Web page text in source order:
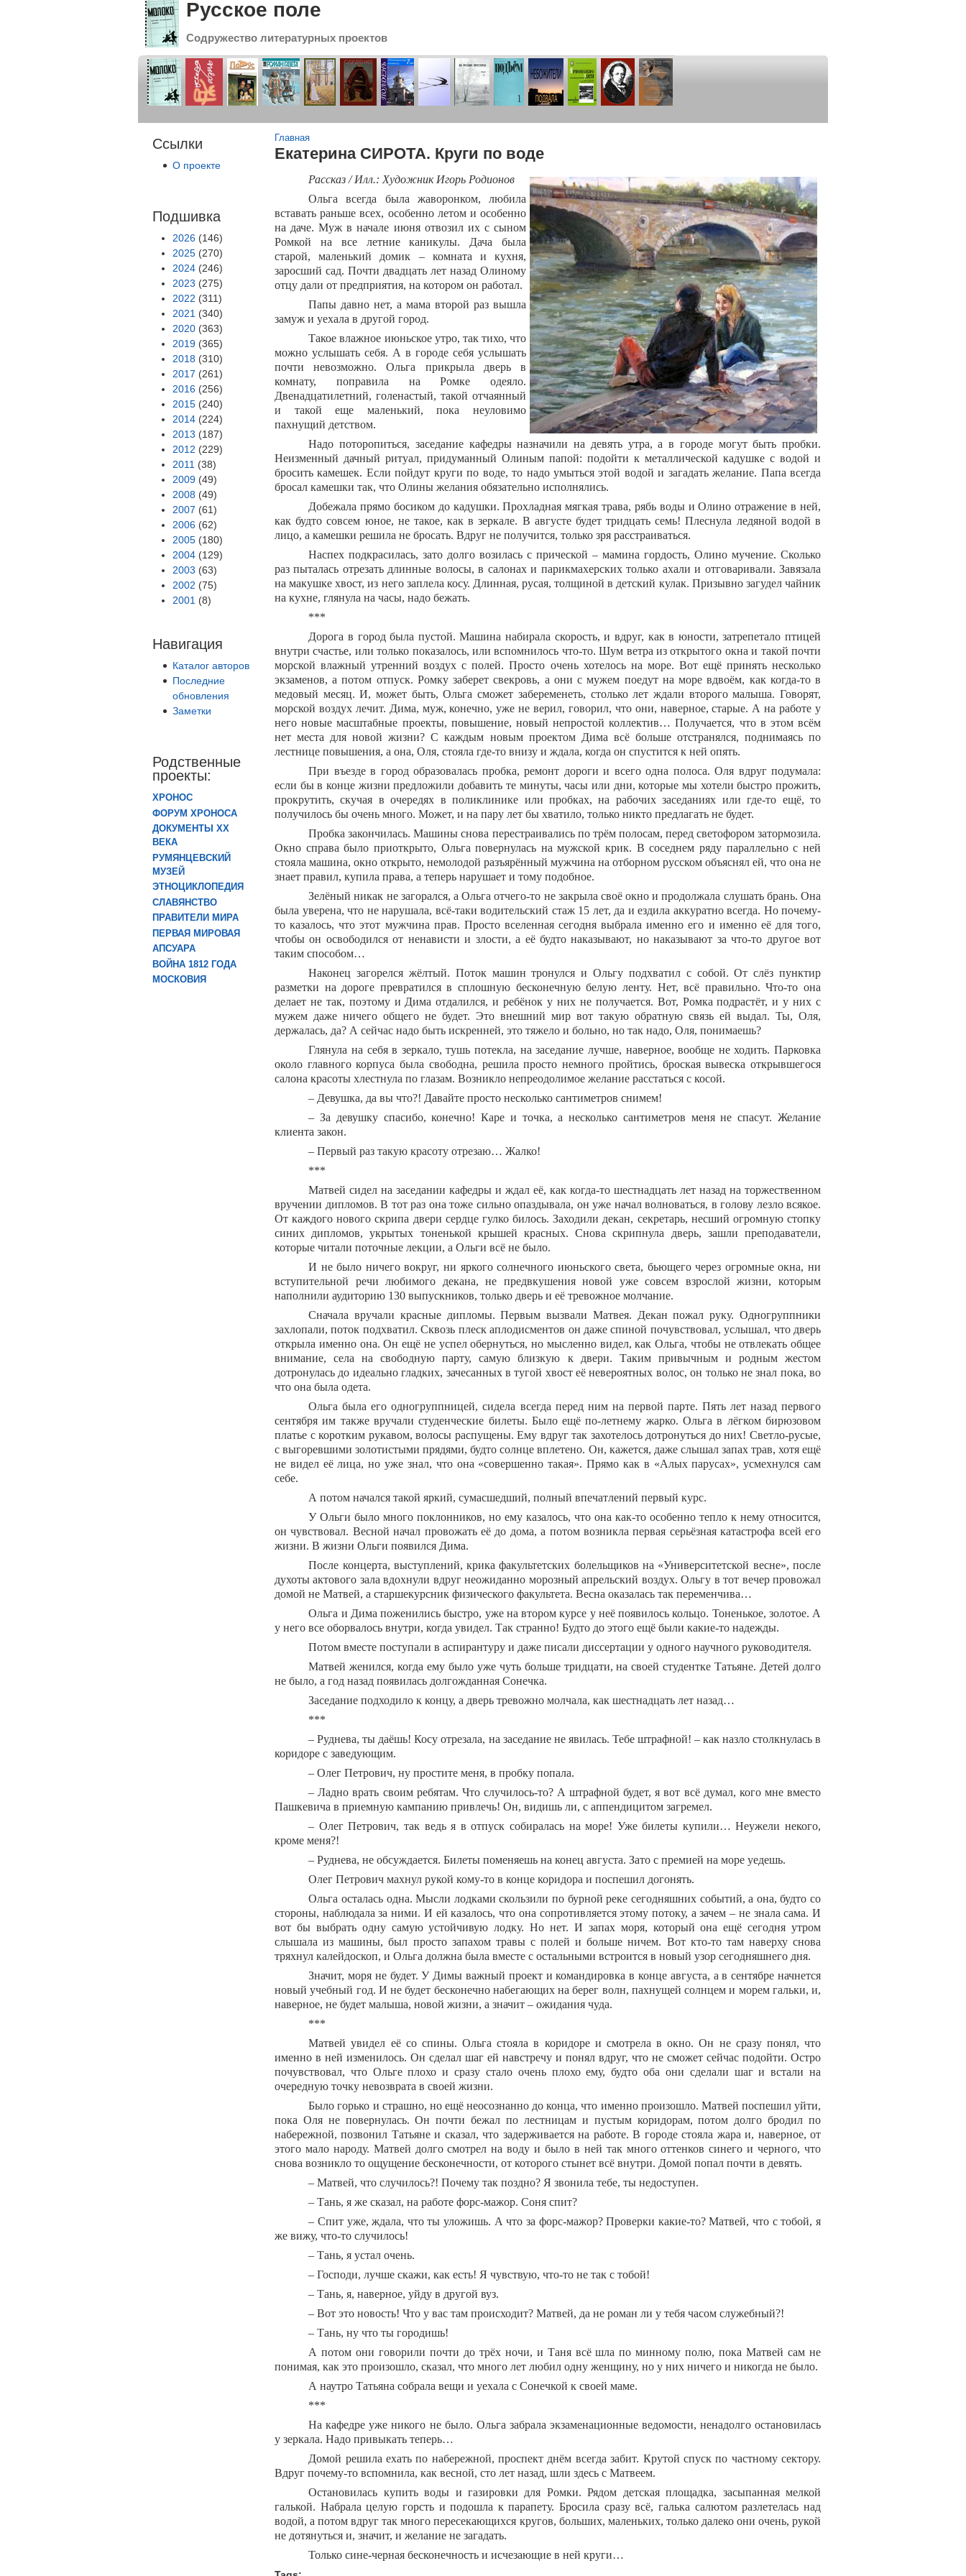
Русское поле
Содружество литературных проектов
Ссылки
О проекте
Подшивка
2026 (146)
2025 (270)
2024 (246)
2023 (275)
2022 (311)
2021 (340)
2020 (363)
2019 (365)
2018 (310)
2017 (261)
2016 (256)
2015 (240)
2014 (224)
2013 (187)
2012 (229)
2011 (38)
2009 (49)
2008 (49)
2007 (61)
2006 (62)
2005 (180)
2004 (129)
2003 (63)
2002 (75)
2001 (8)
Навигация
Каталог авторов
Последние
обновления
Заметки
Родственные
проекты:
ХРОНОС
ФОРУМ ХРОНОСА
ДОКУМЕНТЫ XX
ВЕКА
РУМЯНЦЕВСКИЙ
МУЗЕЙ
ЭТНОЦИКЛОПЕДИЯ
СЛАВЯНСТВО
ПРАВИТЕЛИ МИРА
ПЕРВАЯ МИРОВАЯ
АПСУАРА
ВОЙНА 1812 ГОДА
МОСКОВИЯ
Вы здесь
Главная
Екатерина СИРОТА. Круги по воде
Рассказ / Илл.: Художник Игорь Родионов
Ольга всегда была жаворонком, любила
вставать раньше всех, особенно летом и особенно
на даче. Муж в начале июня отвозил их с сыном
Ромкой на все летние каникулы. Дача была
старой, маленький домик – комната и кухня,
заросший сад. Почти двадцать лет назад Олиному
отцу дали от предприятия, на котором он работал.
Папы давно нет, а мама второй раз вышла
замуж и уехала в другой город.
Такое влажное июньское утро, так тихо, что
можно услышать себя. А в городе себя услышать
почти невозможно. Ольга прикрыла дверь в
комнату, поправила на Ромке одеяло.
Двенадцатилетний, голенастый, такой отчаянный
и такой еще маленький, пока неуловимо
пахнущий детством.
Надо поторопиться, заседание кафедры назначили на девять утра, а в городе могут быть пробки.
Неизменный дачный ритуал, придуманный Олиным папой: подойти к металлической кадушке с водой и
бросить камешек. Если пойдут круги по воде, то надо умыться этой водой и загадать желание. Папа всегда
бросал камешки так, что Олины желания обязательно исполнялись.
Добежала прямо босиком до кадушки. Прохладная мягкая трава, рябь воды и Олино отражение в ней,
как будто совсем юное, не такое, как в зеркале. В августе будет тридцать семь! Плеснула ледяной водой в
лицо, а камешки решила не бросать. Вдруг не получится, только зря расстраиваться.
Наспех подкрасилась, зато долго возилась с прической – мамина гордость, Олино мучение. Сколько
раз пыталась отрезать длинные волосы, в салонах и парикмахерских только ахали и отговаривали. Завязала
на макушке хвост, из него заплела косу. Длинная, русая, толщиной в детский кулак. Призывно загудел чайник
на кухне, глянула на часы, надо бежать.
***
Дорога в город была пустой. Машина набирала скорость, и вдруг, как в юности, затрепетало птицей
внутри счастье, или только показалось, или вспомнилось что-то. Шум ветра из открытого окна и такой почти
морской влажный утренний воздух с полей. Просто очень хотелось на море. Вот ещё принять несколько
экзаменов, а потом отпуск. Ромку заберет свекровь, а они с мужем поедут на море вдвоём, как когда-то в
медовый месяц. И, может быть, Ольга сможет забеременеть, столько лет ждали второго малыша. Говорят,
морской воздух лечит. Дима, муж, конечно, уже не верил, говорил, что они, наверное, старые. А на работе у
него новые масштабные проекты, повышение, новый непростой коллектив… Получается, что в этом всём
нет места для новой жизни? С каждым новым проектом Дима всё больше отстранялся, поднимаясь по
лестнице повышения, а она, Оля, стояла где-то внизу и ждала, когда он спустится к ней опять.
При въезде в город образовалась пробка, ремонт дороги и всего одна полоса. Оля вдруг подумала:
если бы в конце жизни предложили добавить те минуты, часы или дни, которые мы хотели быстро прожить,
прокрутить, скучая в очередях в поликлинике или пробках, на рабочих заседаниях или где-то ещё, то
получилось бы очень много. Может, и на пару лет бы хватило, только никто предлагать не будет.
Пробка закончилась. Машины снова перестраивались по трём полосам, перед светофором затормозила.
Окно справа было приоткрыто, Ольга повернулась на мужской крик. В соседнем ряду параллельно с ней
стояла машина, окно открыто, немолодой разъярённый мужчина на отборном русском объяснял ей, что она не
знает правил, купила права, а теперь нарушает и тому подобное.
Зелёный никак не загорался, а Ольга отчего-то не закрыла своё окно и продолжала слушать брань. Она
была уверена, что не нарушала, всё-таки водительский стаж 15 лет, да и ездила аккуратно всегда. Но почему-
то казалось, что этот мужчина прав. Просто вселенная сегодня выбрала именно его и именно её для того,
чтобы он освободился от ненависти и злости, а её будто наказывают, но наказывают за что-то другое вот
таким способом…
Наконец загорелся жёлтый. Поток машин тронулся и Ольгу подхватил с собой. От слёз пунктир
разметки на дороге превратился в сплошную бесконечную белую ленту. Нет, всё правильно. Что-то она
делает не так, поэтому и Дима отдалился, и ребёнок у них не получается. Вот, Ромка подрастёт, и у них с
мужем даже ничего общего не будет. Это внешний мир вот такую обратную связь ей выдал. Ты, Оля,
держалась, да? А сейчас надо быть искренней, это тяжело и больно, но так надо, Оля, понимаешь?
Глянула на себя в зеркало, тушь потекла, на заседание лучше, наверное, вообще не ходить. Парковка
около главного корпуса была свободна, решила просто немного пройтись, броская вывеска открывшегося
салона красоты хлестнула по глазам. Возникло непреодолимое желание расстаться с косой.
– Девушка, да вы что?! Давайте просто несколько сантиметров снимем!
– За девушку спасибо, конечно! Каре и точка, а несколько сантиметров меня не спасут. Желание
клиента закон.
– Первый раз такую красоту отрезаю… Жалко!
***
Матвей сидел на заседании кафедры и ждал её, как когда-то шестнадцать лет назад на торжественном
вручении дипломов. В тот раз она тоже сильно опаздывала, он уже начал волноваться, в голову лезло всякое.
От каждого нового скрипа двери сердце гулко билось. Заходили декан, секретарь, несший огромную стопку
синих дипломов, укрытых тоненькой крышей красных. Снова скрипнула дверь, зашли преподаватели,
которые читали поточные лекции, а Ольги всё не было.
И не было ничего вокруг, ни яркого солнечного июньского света, бьющего через огромные окна, ни
вступительной речи любимого декана, не предвкушения новой уже совсем взрослой жизни, которым
наполнили аудиторию 130 выпускников, только дверь и её тревожное молчание.
Сначала вручали красные дипломы. Первым вызвали Матвея. Декан пожал руку. Одногруппники
захлопали, поток подхватил. Сквозь плеск аплодисментов он даже спиной почувствовал, услышал, что дверь
открыла именно она. Он ещё не успел обернуться, но мысленно видел, как Ольга, чтобы не отвлекать общее
внимание, села на свободную парту, самую близкую к двери. Таким привычным и родным жестом
дотронулась до идеально гладких, зачесанных в тугой хвост её невероятных волос, он только не знал пока, во
что она была одета.
Ольга была его одногруппницей, сидела всегда перед ним на первой парте. Пять лет назад первого
сентября им также вручали студенческие билеты. Было ещё по-летнему жарко. Ольга в лёгком бирюзовом
платье с коротким рукавом, волосы распущены. Ему вдруг так захотелось дотронуться до них! Светло-русые,
с выгоревшими золотистыми прядями, будто солнце вплетено. Он, кажется, даже слышал запах трав, хотя ещё
не видел её лица, но уже знал, что она «совершенно такая». Прямо как в «Алых парусах», усмехнулся сам
себе.
А потом начался такой яркий, сумасшедший, полный впечатлений первый курс.
У Ольги было много поклонников, но ему казалось, что она как-то особенно тепло к нему относится,
он чувствовал. Весной начал провожать её до дома, а потом возникла первая серьёзная катастрофа всей его
жизни. В жизни Ольги появился Дима.
После концерта, выступлений, крика факультетских болельщиков на «Университетской весне», после
духоты актового зала вдохнули вдруг неожиданно морозный апрельский воздух. Ольгу в тот вечер провожал
домой не Матвей, а старшекурсник физического факультета. Весна оказалась так переменчива…
Ольга и Дима поженились быстро, уже на втором курсе у неё появилось кольцо. Тоненькое, золотое. А
у него все оборвалось внутри, когда увидел. Так странно! Будто до этого ещё были какие-то надежды.
Потом вместе поступали в аспирантуру и даже писали диссертации у одного научного руководителя.
Матвей женился, когда ему было уже чуть больше тридцати, на своей студентке Татьяне. Детей долго
не было, а год назад появилась долгожданная Сонечка.
Заседание подходило к концу, а дверь тревожно молчала, как шестнадцать лет назад…
***
– Руднева, ты даёшь! Косу отрезала, на заседание не явилась. Тебе штрафной! – как назло столкнулась в
коридоре с заведующим.
– Олег Петрович, ну простите меня, в пробку попала.
– Ладно врать своим ребятам. Что случилось-то? А штрафной будет, я вот всё думал, кого мне вместо
Пашкевича в приемную кампанию привлечь! Он, видишь ли, с аппендицитом загремел.
– Олег Петрович, так ведь я в отпуск собиралась на море! Уже билеты купили… Неужели некого,
кроме меня?!
– Руднева, не обсуждается. Билеты поменяешь на конец августа. Зато с премией на море уедешь.
Олег Петрович махнул рукой кому-то в конце коридора и поспешил догонять.
Ольга осталась одна. Мысли лодками скользили по бурной реке сегодняшних событий, а она, будто со
стороны, наблюдала за ними. И ей казалось, что она сопротивляется этому потоку, а зачем – не знала сама. И
вот бы выбрать одну самую устойчивую лодку. Но нет. И запах моря, который она ещё сегодня утром
слышала из машины, был просто запахом травы с полей и больше ничем. Вот кто-то там наверху снова
тряхнул калейдоскоп, и Ольга должна была вместе с остальными встроится в новый узор сегодняшнего дня.
Значит, моря не будет. У Димы важный проект и командировка в конце августа, а в сентябре начнется
новый учебный год. И не будет бесконечно набегающих на берег волн, пахнущей солнцем и морем гальки, и,
наверное, не будет малыша, новой жизни, а значит – ожидания чуда.
***
Матвей увидел её со спины. Ольга стояла в коридоре и смотрела в окно. Он не сразу понял, что
именно в ней изменилось. Он сделал шаг ей навстречу и понял вдруг, что не сможет сейчас подойти. Остро
почувствовал, что Ольге плохо и сразу стало очень плохо ему, будто оба они сделали шаг и встали на
очередную точку невозврата в своей жизни.
Было горько и страшно, но ещё неосознанно до конца, что именно произошло. Матвей поспешил уйти,
пока Оля не повернулась. Он почти бежал по лестницам и пустым коридорам, потом долго бродил по
набережной, позвонил Татьяне и сказал, что задерживается на работе. В городе стояла жара и, наверное, от
этого мало народу. Матвей долго смотрел на воду и было в ней так много оттенков синего и черного, что
снова возникло то ощущение бесконечности, от которого стынет всё внутри. Домой попал почти в девять.
– Матвей, что случилось?! Почему так поздно? Я звонила тебе, ты недоступен.
– Тань, я же сказал, на работе форс-мажор. Соня спит?
– Спит уже, ждала, что ты уложишь. А что за форс-мажор? Проверки какие-то? Матвей, что с тобой, я
же вижу, что-то случилось!
– Тань, я устал очень.
– Господи, лучше скажи, как есть! Я чувствую, что-то не так с тобой!
– Тань, я, наверное, уйду в другой вуз.
– Вот это новость! Что у вас там происходит? Матвей, да не роман ли у тебя часом служебный?!
– Тань, ну что ты городишь!
А потом они говорили почти до трёх ночи, и Таня всё шла по минному полю, пока Матвей сам не
понимая, как это произошло, сказал, что много лет любил одну женщину, но у них ничего и никогда не было.
А наутро Татьяна собрала вещи и уехала с Сонечкой к своей маме.
***
На кафедре уже никого не было. Ольга забрала экзаменационные ведомости, ненадолго остановилась
у зеркала. Надо привыкать теперь…
Домой решила ехать по набережной, проспект днём всегда забит. Крутой спуск по частному сектору.
Вдруг почему-то вспомнила, как весной, сто лет назад, шли здесь с Матвеем.
Остановилась купить воды и газировки для Ромки. Рядом детская площадка, засыпанная мелкой
галькой. Набрала целую горсть и подошла к парапету. Бросила сразу всё, галька салютом разлетелась над
водой, а потом вдруг так много пересекающихся кругов, больших, маленьких, только далеко они очень, рукой
не дотянуться и, значит, и желание не загадать.
Только сине-черная бесконечность и исчезающие в ней круги…